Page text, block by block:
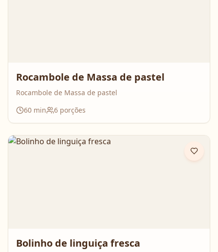
Rocambole de Massa de pastel
Rocambole de Massa de pastel
60 min 6 porções
Bolinho de linguiça fresca